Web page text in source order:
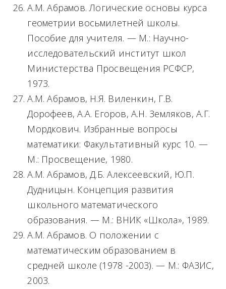
А.М. Абрамов. Логические основы курса
геометрии восьмилетней школы.
Пособие для учителя. — М.: Научно-
исследовательский институт школ
Министерства Просвещения РСФСР,
1973.
А.М. Абрамов, Н.Я. Виленкин, Г.В.
Дорофеев, А.А. Егоров, А.Н. Земляков, А.Г.
Мордкович. Избранные вопросы
математики: Факультативный курс 10. —
М.: Просвещение, 1980.
А.М. Абрамов, Д.Б. Алексеевский, Ю.П.
Дудницын. Концепция развития
школьного математического
образования. — М.: ВНИК «Школа», 1989.
А.М. Абрамов. О положении с
математическим образованием в
средней школе (1978 -2003). — М.: ФАЗИС,
2003.